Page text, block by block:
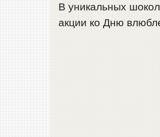
В уникальных
акции ко Дню